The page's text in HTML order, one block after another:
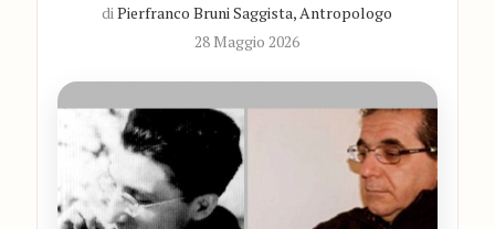
diPierfranco Bruni Saggista, Antropologo
28 Maggio 2026